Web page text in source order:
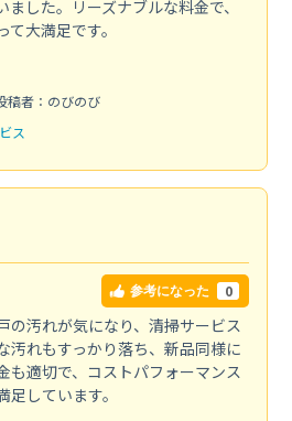
した。リーズナブルな料金で、
大満足です。
稿者：のびのび
ス
参考になった 0
の汚れが気になり、清掃サービス
汚れもすっかり落ち、新品同様に
も適切で、コストパフォーマンス
しています。